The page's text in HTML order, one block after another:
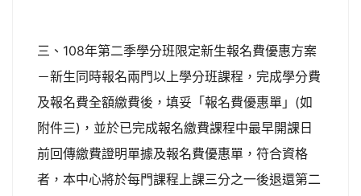
三、108年第二季學分班限定新生報名費優惠方案
－新生同時報名兩門以上學分班課程，完成學分費
及報名費全額繳費後，填妥「報名費優惠單」(如
附件三)，並於已完成報名繳費課程中最早開課日
前回傳繳費證明單據及報名費優惠單，符合資格
者，本中心將於每門課程上課三分之一後退還第二